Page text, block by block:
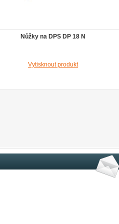
Nůžky na DPS DP 18 N
Vytisknout produkt